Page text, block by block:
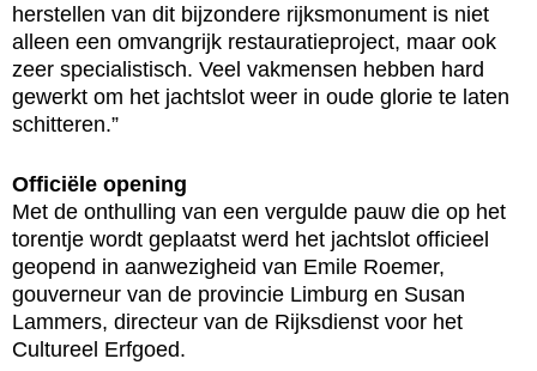
herstellen van dit bijzondere rijksmonument is niet
alleen een omvangrijk restauratieproject, maar ook
zeer specialistisch. Veel vakmensen hebben hard
gewerkt om het jachtslot weer in oude glorie te laten
schitteren.”
Officiële opening
Met de onthulling van een vergulde pauw die op het
torentje wordt geplaatst werd het jachtslot officieel
geopend in aanwezigheid van Emile Roemer,
gouverneur van de provincie Limburg en Susan
Lammers, directeur van de Rijksdienst voor het
Cultureel Erfgoed.